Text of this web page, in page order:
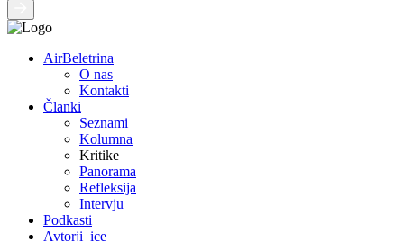
AirBeletrina
O nas
Kontakti
Članki
Seznami
Kolumna
Kritike
Panorama
Refleksija
Intervju
Podkasti
Avtorji_ice